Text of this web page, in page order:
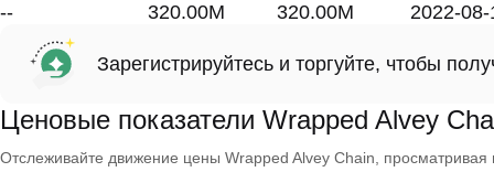
-- 320.00M 320.00M 2022-08-
Зарегистрируйтесь и торгуйте, чтобы
Ценовые показатели Wrapped Alvey
Отслеживайте движение цены Wrapped Alvey Chain,